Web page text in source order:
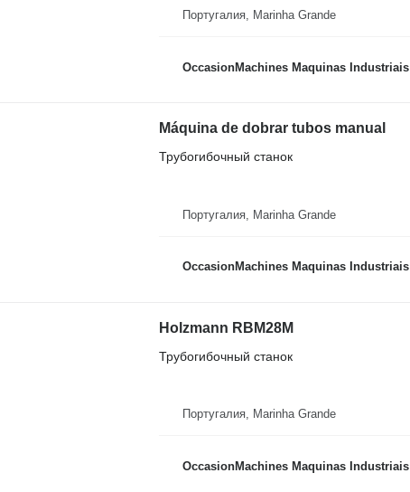
Португалия, Marinha Grande
OccasionMachines Maquinas Industriais
Máquina de dobrar tubos manual
Трубогибочный станок
Португалия, Marinha Grande
OccasionMachines Maquinas Industriais
Holzmann RBM28M
Трубогибочный станок
Португалия, Marinha Grande
OccasionMachines Maquinas Industriais